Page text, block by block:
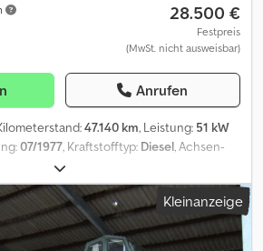
28.500 €
Festpreis
(MwSt. nicht ausweisbar)
Anrufen
47.140 km, Leistung: 51 kW
07/1977, Kraftstofftyp: Diesel, Achsen-
2.250 mm
, Anzahl der Gänge:8, Anzahl der
, Türenzahl: 2 Zylinderzahl: 4
Credpfx Alszrahvowef Leergewicht:
kg zGG: 3.500 kg Höchstgeschwindigkeit:
Kleinanzeige